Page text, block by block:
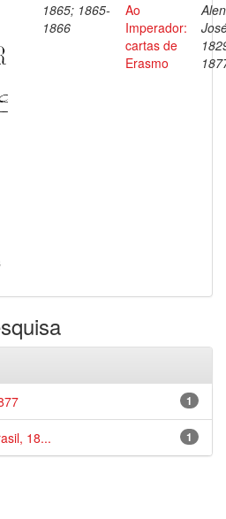
1865; 1865-
1866
Ao
Imperador:
cartas de
Erasmo
1
1
18...